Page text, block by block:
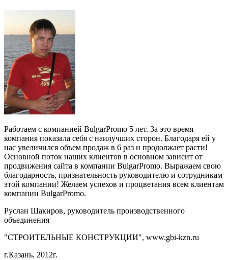
Работаем с компанией BulgarPromo 5 лет. За это время
компания показала себя с наилучших сторон. Благодаря ей у
нас увеличился объем продаж в 6 раз и продолжает расти!
Основной поток наших клиентов в основном зависит от
продвижения сайта в компании BulgarPromo. Выражаем свою
благодарность, признательность руководителю и сотрудникам
этой компании! Желаем успехов и процветания всем клиентам
компании BulgarPromo.
Руслан Шакиров, руководитель производственного
объединения
"СТРОИТЕЛЬНЫЕ КОНСТРУКЦИИ", www.gbi-kzn.ru
г.Казань, 2012г.